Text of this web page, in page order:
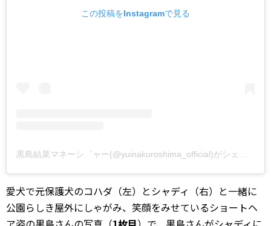
この投稿をInstagramで見る
愛犬で元保護犬のコハダ（左）とシャディ（右）と一緒に
公園らしき屋外にしゃがみ、笑顔をみせているショートヘ